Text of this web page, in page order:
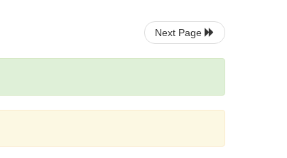
Next Page